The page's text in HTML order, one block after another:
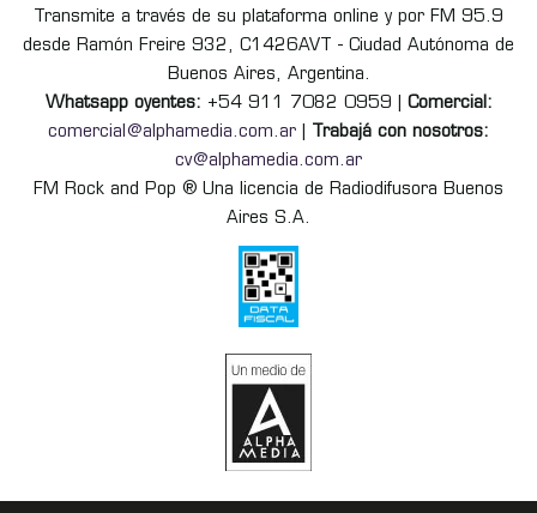
Transmite a través de su plataforma online y por FM 95.9
desde Ramón Freire 932, C1426AVT - Ciudad Autónoma de
Buenos Aires, Argentina.
Whatsapp oyentes: +54 911 7082 0959 | Comercial:
comercial@alphamedia.com.ar
Trabajá con nosotros:
cv@alphamedia.com.ar
FM Rock and Pop ® Una licencia de Radiodifusora Buenos
Aires S.A.